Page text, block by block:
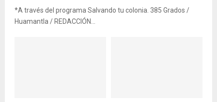
*A través del programa Salvando tu colonia. 385 Grados /
Huamantla / REDACCIÓN...